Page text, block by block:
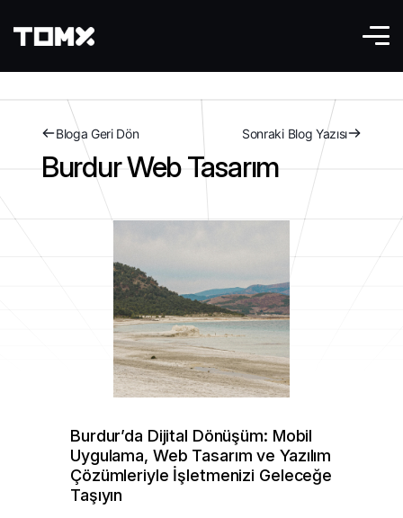
Bloga Geri Dön Sonraki Blog Yazısı
Burdur Web Tasarım
Burdur’da Dijital Dönüşüm: Mobil
Uygulama, Web Tasarım ve Yazılım
Çözümleriyle İşletmenizi Geleceğe
Taşıyın